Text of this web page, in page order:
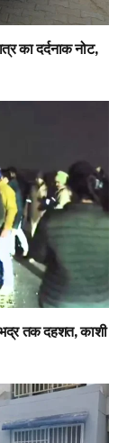
का दर्दनाक नोट,
तक दहशत, काशी